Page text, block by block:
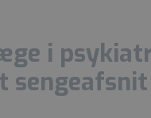
i
sengeafsnit